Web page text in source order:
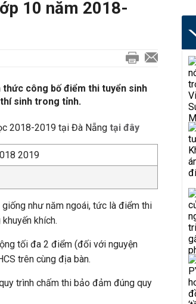
10 năm 2018-
thức công bố điểm thi tuyển sinh
sinh trong tỉnh.
2018-2019 tại Đà Nẵng tại đây
như năm ngoái, tức là điểm thi
khích.
tối đa 2 điểm (đối với nguyện
trên cùng địa bàn.
trình chấm thi bảo đảm đúng quy